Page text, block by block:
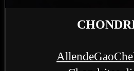
AllendeGao